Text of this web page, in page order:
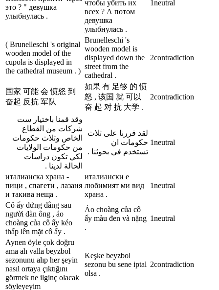
это ? " девушка
улыбнулась .
чтобы убить их
всех ? А потом
девушка
улыбнулась .
1 neutral
( Brunelleschi 's original
wooden model of the
cupola is displayed in
the cathedral museum . )
Brunelleschi 's
wooden model is
displayed down the
street from the
cathedral .
2contradiction
国家 可能 会 愤怒 到
奋起 反抗 军队
如果 有 足够 的 愤
怒 , 该国 就 可以
奋 起 对 抗 大学 .
2contradiction
وقد قمنا باختيار ست
شركات من القطاع
الخاص وثلاث حكومات
من حكومات الولايات
لكي تكون دراسات
الحالة لدينا .
لقد قررنا على ثلاث
حكومات ان
تستخدم في بحوثنا .
1neutral
италианска храна -
пици , спагети , лазаня
и такива неща .
италиански е
любимият ми вид
храна .
1neutral
Cô ấy đứng đằng sau
người đàn ông , áo
choàng của cô ấy kéo
thấp lên mặt cô ấy .
Áo choàng của cô
ấy màu đen và nặng
.
1neutral
Aynen öyle çok doğru
ama ah valla beyzbol
sezonunu alıp her şeyin
nasıl ortaya çıktığını
görmek ne ilginç olacak
söyleyeyim
Keşke beyzbol
sezonu bu sene iptal
olsa .
2contradiction